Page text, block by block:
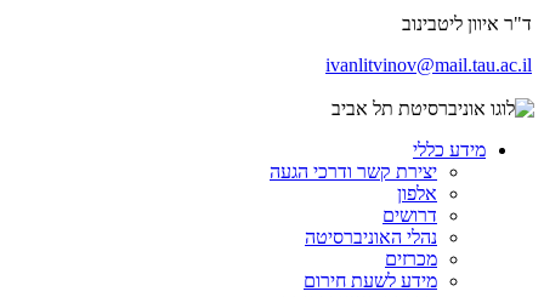
ד"ר איוון ליטבינוב
ivanlitvinov@mail.tau.ac.il
מידע כללי
יצירת קשר ודרכי הגעה
אלפון
דרושים
נהלי האוניברסיטה
מכרזים
מידע לשעת חירום